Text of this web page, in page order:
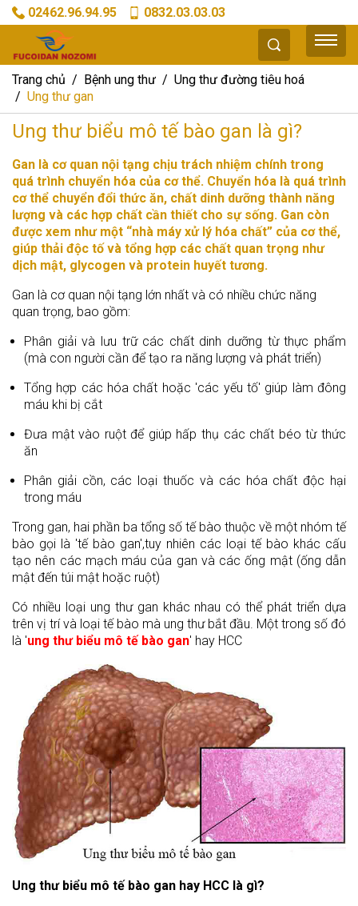
02462.96.94.95 0832.03.03.03
Trang chủ Bệnh ung thư
Ung thư đường tiêu hoá
Ung thư gan
Ung thư biểu mô tế bào gan là gì?
Gan là cơ quan nội tạng chịu trách nhiệm chính trong
quá trình chuyển hóa của cơ thể. Chuyển hóa là quá trình
cơ thể chuyển đổi thức ăn, chất dinh dưỡng thành năng
lượng và các hợp chất cần thiết cho sự sống. Gan còn
được xem như một “nhà máy xử lý hóa chất” của cơ thể,
giúp thải độc tố và tổng hợp các chất quan trọng như
dịch mật, glycogen và protein huyết tương.
Gan là cơ quan nội tạng lớn nhất và có nhiều chức năng
quan trọng, bao gồm:
Phân giải và lưu trữ các chất dinh dưỡng từ thực phẩm
(mà con người cần để tạo ra năng lượng và phát triển)
Tổng hợp các hóa chất hoặc 'các yếu tố' giúp làm đông
máu khi bị cắt
Đưa mật vào ruột để giúp hấp thụ các chất béo từ thức
ăn
Phân giải cồn, các loại thuốc và các hóa chất độc hại
trong máu
Trong gan, hai phần ba tổng số tế bào thuộc về một nhóm tế
bào gọi là 'tế bào gan',tuy nhiên các loại tế bào khác cấu
tạo nên các mạch máu của gan và các ống mật (ống dẫn
mật đến túi mật hoặc ruột)
Có nhiều loại ung thư gan khác nhau có thể phát triển dựa
trên vị trí và loại tế bào mà ung thư bắt đầu. Một trong số đó
là 'ung thư biểu mô tế bào gan' hay HCC
Ung thư biểu mô tế bào gan hay HCC là gì?